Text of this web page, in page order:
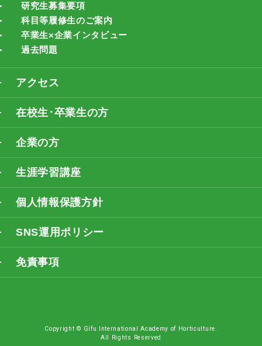
研究生募集要項
科目等履修生のご案内
卒業生×企業インタビュー
過去問題
アクセス
在校生･卒業生の方
企業の方
生涯学習講座
個人情報保護方針
SNS運用ポリシー
免責事項
Copyright © Gifu International Academy of Horticulture.
All Rights Reserved